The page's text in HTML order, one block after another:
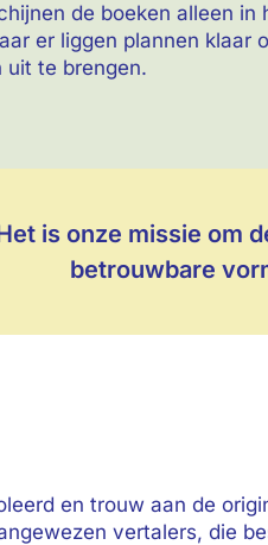
de boeken alleen in
er liggen plannen klaar
uit te brengen.
is onze missie om
betrouwbare
en trouw aan de
vertalers, die